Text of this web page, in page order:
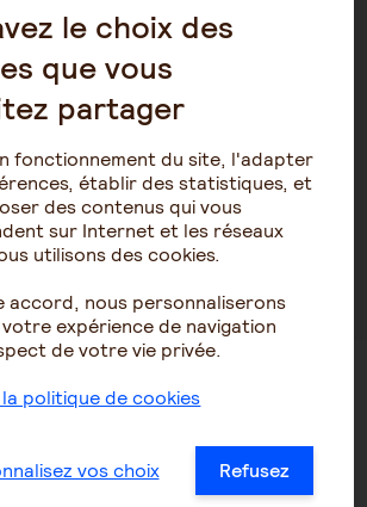
2026 12:06
en difficulté et refus de voir un
1 2 3 4 5 … 36
au quotidien Maintien à domicile
le choix des
que vous
partager
fonctionnement du site, l'adapter
établir des statistiques, et
des contenus qui vous
sur Internet et les réseaux
utilisons des cookies.
accord, nous personnaliserons
expérience de navigation
de votre vie privée.
politique de cookies
vos choix Refusez